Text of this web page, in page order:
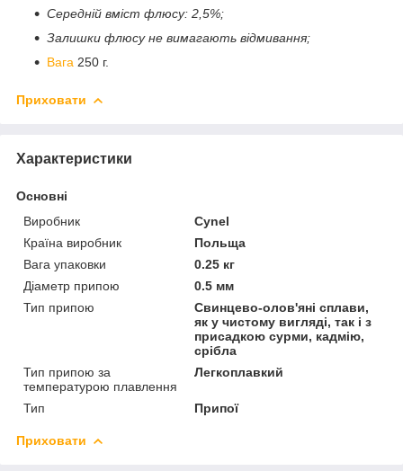
Середній вміст флюсу: 2,5%;
Залишки флюсу не вимагають відмивання;
Вага 250 г.
Приховати
Характеристики
Основні
Виробник
Cynel
Країна виробник
Польща
Вага упаковки
0.25 кг
Діаметр припою
0.5 мм
Тип припою
Свинцево-олов'яні сплави,
як у чистому вигляді, так і з
присадкою сурми, кадмію,
срібла
Тип припою за
температурою плавлення
Легкоплавкий
Тип Припої
Приховати